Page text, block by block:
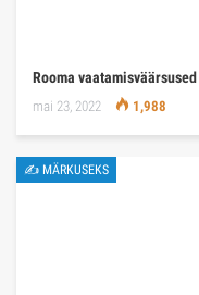
Rooma
mai 23, 2022 1,988
✍ MÄRKUSEKS